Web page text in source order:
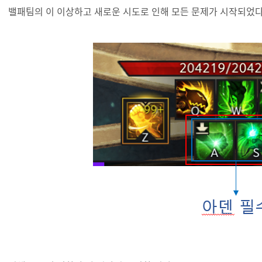
밸패팀의 이 이상하고 새로운 시도로 인해 모든 문제가 시작되었